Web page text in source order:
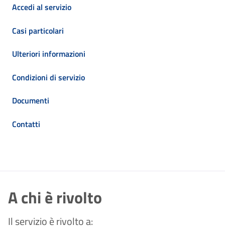
Accedi al servizio
Casi particolari
Ulteriori informazioni
Condizioni di servizio
Documenti
Contatti
A chi è rivolto
Il servizio è rivolto a: